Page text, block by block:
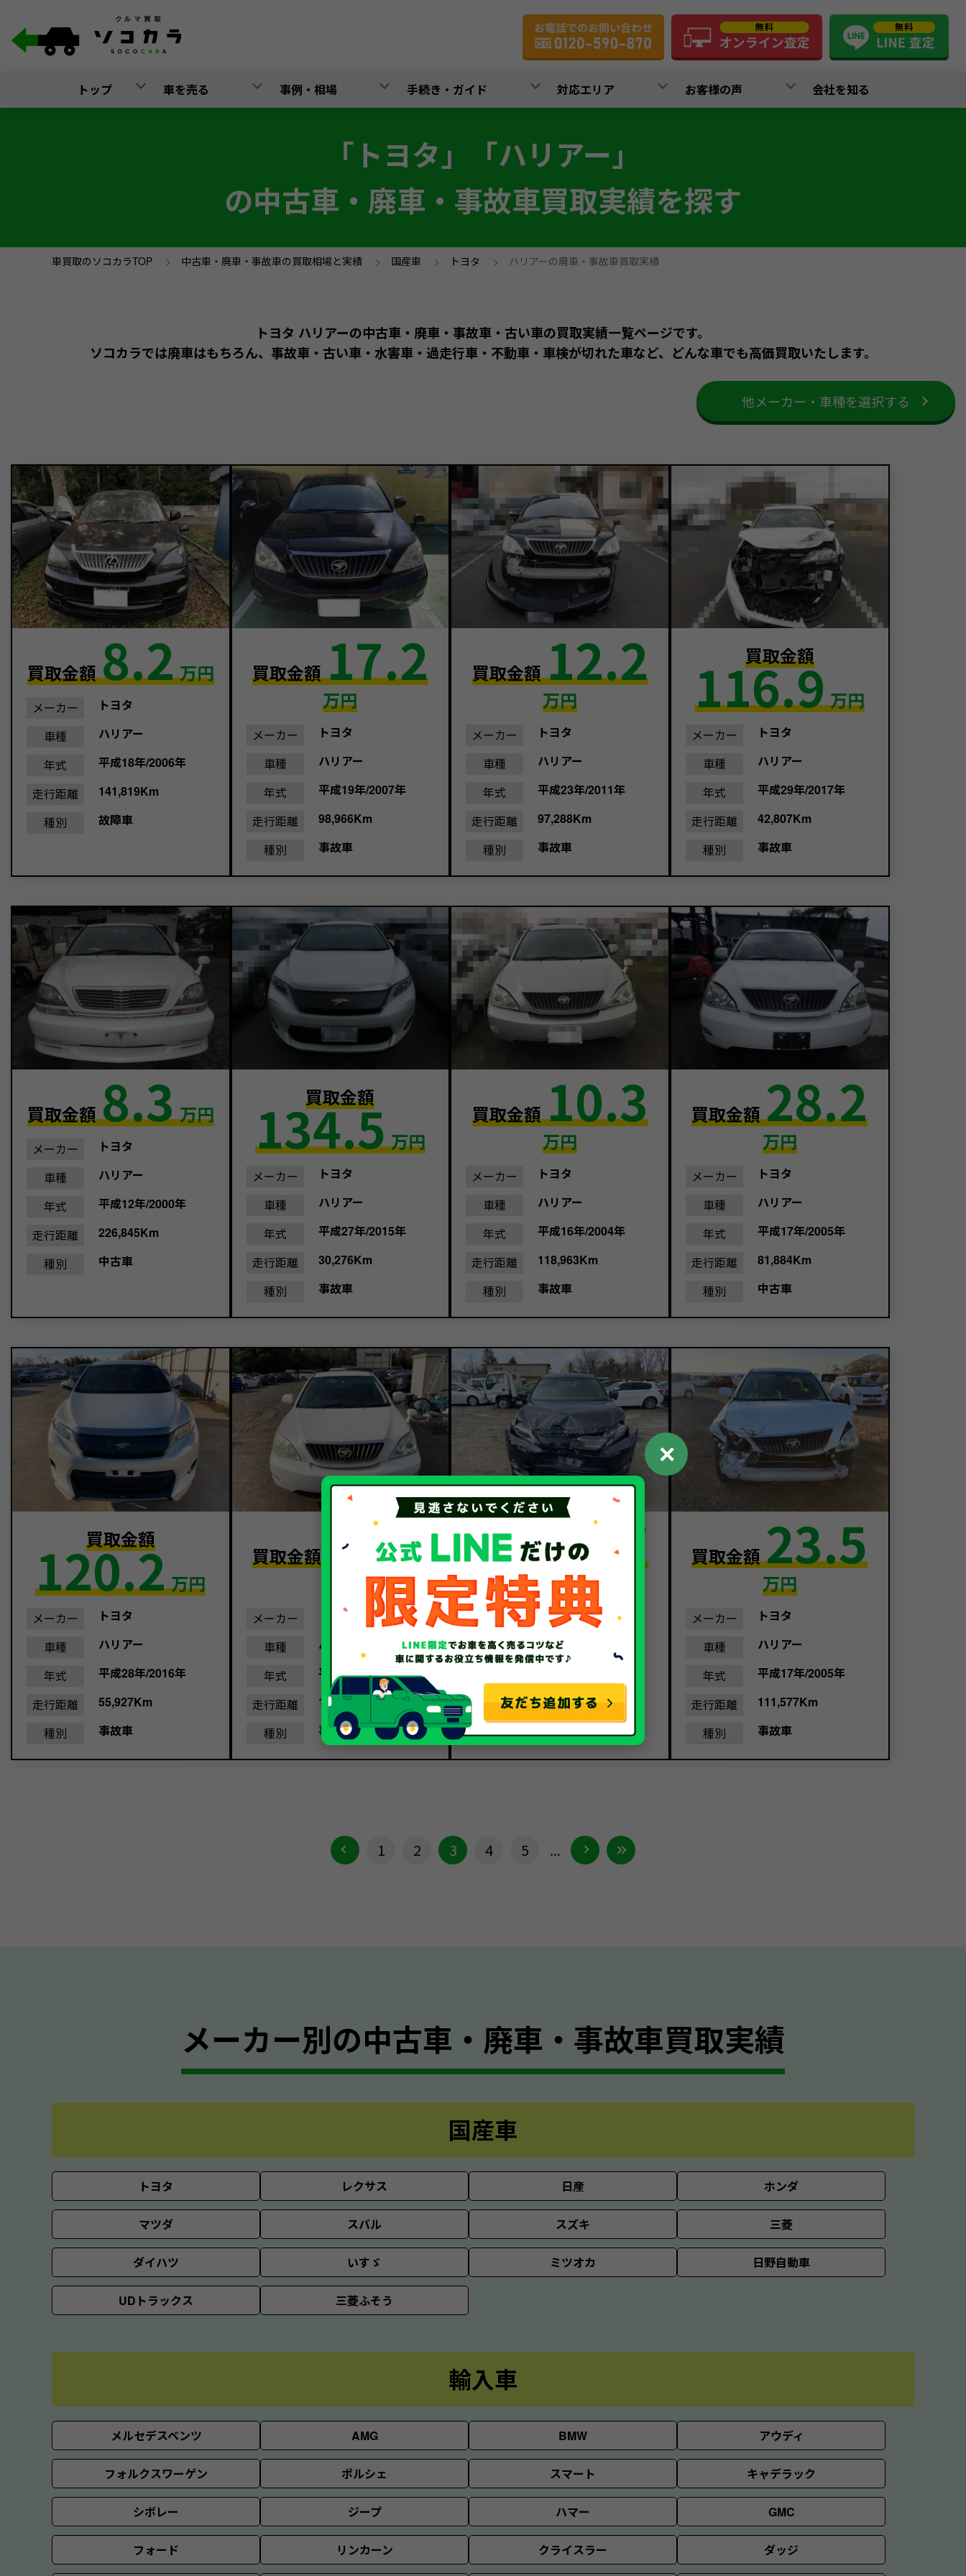
トップ 車を売る 事例・相場 手続き・ガイド 対応エリア お客様の声 会社を知る
「トヨタ」「ハリアー」
の中古車・廃車・事故車買取実績を探す
車買取のソコカラTOP > 中古車・廃車・事故車の買取相場と実績 > 国産車 > トヨタ > ハリアーの廃車・事故車買取実績
トヨタ ハリアーの中古車・廃車・事故車・古い車の買取実績一覧ページです。
ソコカラでは廃車はもちろん、事故車・古い車・水害車・過走行車・不動車・車検が切れた車など、どんな車でも高価買取いたします。
他メーカー・車種を選択する
買取金額8.2 万円
メーカー
トヨタ
車種
ハリアー
年式
平成18年/2006年
走行距離
141,819Km
種別
故障車
買取金額17.2
万円
メーカー
トヨタ
車種
ハリアー
年式
平成19年/2007年
走行距離
98,966Km
種別
事故車
買取金額12.2
万円
メーカー
トヨタ
車種
ハリアー
年式
平成23年/2011年
走行距離
97,288Km
種別
事故車
買取金額
116.9 万円
メーカー
トヨタ
車種
ハリアー
年式
平成29年/2017年
走行距離
42,807Km
種別
事故車
買取金額8.3 万円
メーカー
トヨタ
車種
ハリアー
年式
平成12年/2000年
走行距離
226,845Km
種別
中古車
買取金額
134.5 万円
メーカー
トヨタ
車種
ハリアー
年式
平成27年/2015年
走行距離
30,276Km
種別
事故車
買取金額10.3
万円
メーカー
トヨタ
車種
ハリアー
年式
平成16年/2004年
走行距離
118,963Km
種別
事故車
買取金額28.2
万円
メーカー
トヨタ
車種
ハリアー
年式
平成17年/2005年
走行距離
81,884Km
種別
中古車
買取金額
120.2 万円
メーカー
トヨタ
車種
ハリアー
年式
平成28年/2016年
走行距離
55,927Km
種別
事故車
買取金額 23.2
メーカー
トヨタ
車種
ハリアー
年式
平成21年/2009年
走行距離
116,148Km
種別
事故車
買取金額81.7
万円
メーカー
トヨタ
車種
ハリアー
走行距離
117,361Km
種別
事故車
買取金額23.5
万円
メーカー
トヨタ
車種
ハリアー
年式
平成17年/2005年
走行距離
111,577Km
種別
事故車
1 2 3 4 5 ...
メーカー別の中古車・廃車・事故車買取実績
国産車
トヨタ レクサス 日産 ホンダ
マツダ スバル スズキ 三菱
ダイハツ いすゞ ミツオカ 日野自動車
UDトラックス 三菱ふそう
輸入車
メルセデスベンツ AMG BMW アウディ
フォルクスワーゲン ポルシェ スマート キャデラック
シボレー ジープ ハマー GMC
フォード リンカーン クライスラー ダッジ
✕